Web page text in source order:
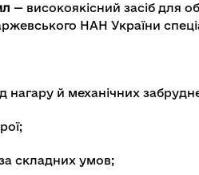
— високоякісний засіб для
НАН України
нагару й механічних
за складних умов;